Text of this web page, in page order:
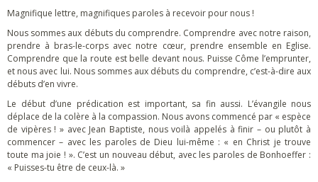
Magnifique lettre, magnifiques paroles à recevoir pour nous !
Nous sommes aux débuts du comprendre. Comprendre avec notre raison,
prendre à bras-le-corps avec notre cœur, prendre ensemble en Eglise.
Comprendre que la route est belle devant nous. Puisse Côme l’emprunter,
et nous avec lui. Nous sommes aux débuts du comprendre, c’est-à-dire aux
débuts d’en vivre.
Le début d’une prédication est important, sa fin aussi. L’évangile nous
déplace de la colère à la compassion. Nous avons commencé par « espèce
de vipères ! » avec Jean Baptiste, nous voilà appelés à finir – ou plutôt à
commencer – avec les paroles de Dieu lui-même : « en Christ je trouve
toute ma joie ! ». C’est un nouveau début, avec les paroles de Bonhoeffer :
« Puisses-tu être de ceux-là. »